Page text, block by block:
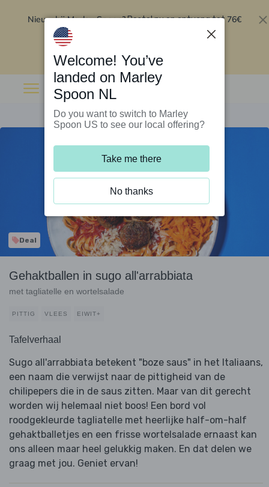
Nieuw bij Marley Spoon?Bestel nu en ontvang tot 76€
Deal
Gehaktballen in sugo all'arrabbiata
met tagliatelle en wortelsalade
PITTIG VLEES EIWIT+
Tafelverhaal
Sugo all'arrabbiata betekent "boze saus" in het Italiaans,
een naam die verwijst naar de pittigheid van de
chilipepers die in de saus zitten. Maar van dit gerecht
worden wij helemaal niet boos! Een bord vol
roodgekleurde tagliatelle met heerlijke half-om-half
gehaktballetjes en een frisse wortelsalade ernaast kan
ons alleen maar heel gelukkig maken. En dat delen we
graag met jou. Geniet ervan!
Welcome! You’ve
landed on Marley
Spoon NL
Do you want to switch to Marley
Spoon US to see our local offering?
Take me there
No thanks